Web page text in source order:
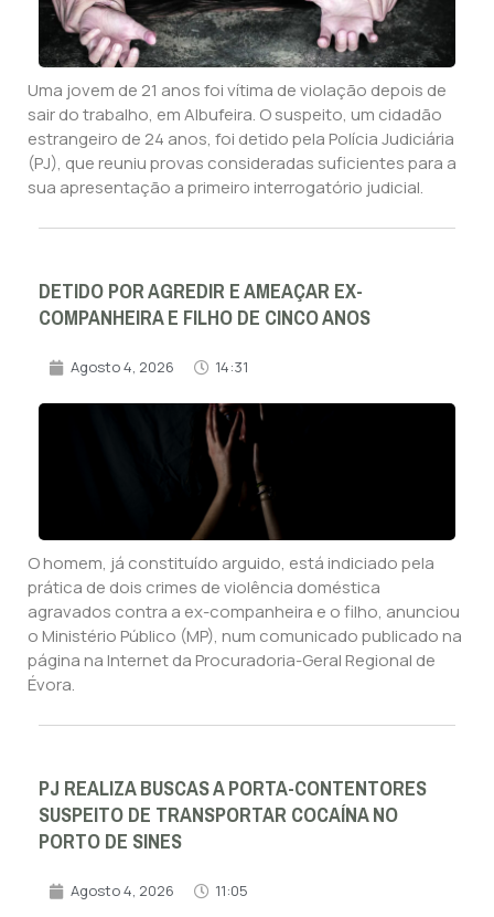
Uma jovem de 21 anos foi vítima de violação depois de
sair do trabalho, em Albufeira. O suspeito, um cidadão
estrangeiro de 24 anos, foi detido pela Polícia Judiciária
(PJ), que reuniu provas consideradas suficientes para a
sua apresentação a primeiro interrogatório judicial.
DETIDO POR AGREDIR E AMEAÇAR EX-
COMPANHEIRA E FILHO DE CINCO ANOS
Agosto 4, 2026 14:31
O homem, já constituído arguido, está indiciado pela
prática de dois crimes de violência doméstica
agravados contra a ex-companheira e o filho, anunciou
o Ministério Público (MP), num comunicado publicado na
página na Internet da Procuradoria-Geral Regional de
Évora.
PJ REALIZA BUSCAS A PORTA-CONTENTORES
SUSPEITO DE TRANSPORTAR COCAÍNA NO
PORTO DE SINES
Agosto 4, 2026 11:05